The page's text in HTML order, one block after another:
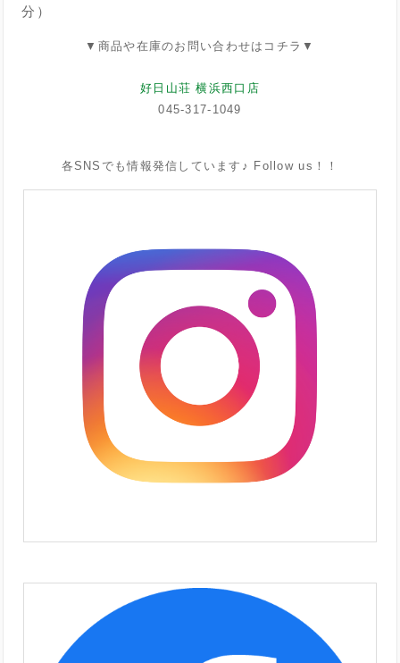
分）
▼商品や在庫のお問い合わせはコチラ▼
好日山荘 横浜西口店
045-317-1049
各SNSでも情報発信しています♪ Follow us！！